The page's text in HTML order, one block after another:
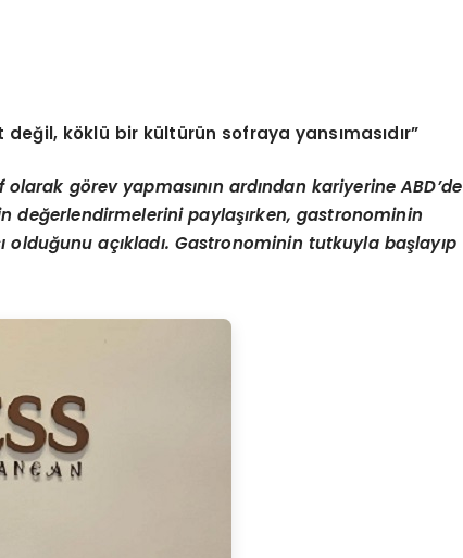
değil, köklü bir kültürün sofraya yansımasıdır”
olarak görev yapmasının ardından kariyerine ABD’de
değerlendirmelerini paylaşırken, gastronominin
olduğunu açıkladı. Gastronominin tutkuyla başlayıp